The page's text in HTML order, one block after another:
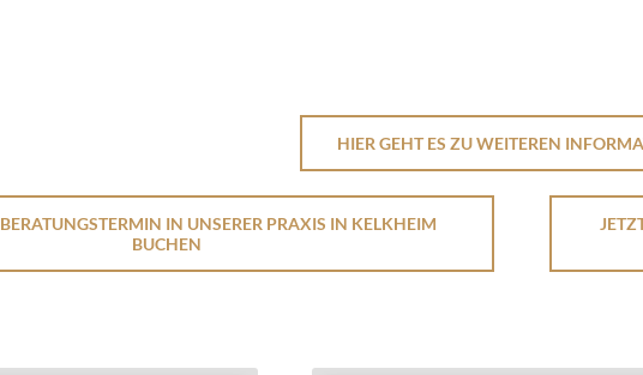
HIER GEHT ES ZU WEITEREN
IN UNSERER PRAXIS IN KELKHEIM
BUCHEN